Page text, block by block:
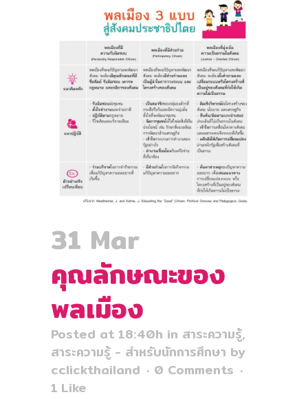
31 Mar
คุณลักษณะของ
พลเมือง
Posted at 18:40h in สาระความรู้,
สาระความรู้ - สำหรับนักการศึกษา by
cclickthailand
0 Comments
1 Like